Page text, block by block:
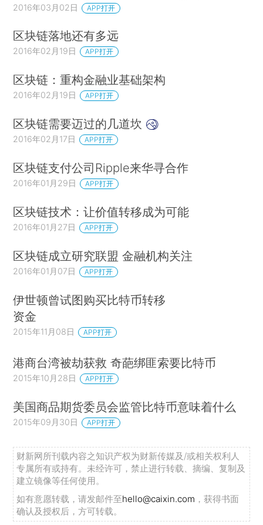
2016年03月02日 APP打开
区块链落地还有多远
2016年02月19日 APP打开
区块链：重构金融业基础架构
2016年02月19日 APP打开
区块链需要迈过的几道坎
2016年02月17日 APP打开
区块链支付公司Ripple来华寻合作
2016年01月29日 APP打开
区块链技术：让价值转移成为可能
2016年01月27日 APP打开
区块链成立研究联盟 金融机构关注
2016年01月07日 APP打开
伊世顿曾试图购买比特币转移
资金
2015年11月08日 APP打开
港商台湾被劫获救 奇葩绑匪索要比特币
2015年10月28日 APP打开
美国商品期货委员会监管比特币意味着什么
2015年09月30日 APP打开
财新网所刊载内容之知识产权为财新传媒及/或相关权利人
专属所有或持有。未经许可，禁止进行转载、摘编、复制及
建立镜像等任何使用。
如有意愿转载，请发邮件至hello@caixin.com ，获得书面
确认及授权后，方可转载。